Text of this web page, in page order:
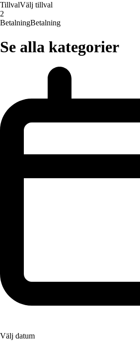
TillvalVälj tillval
2
BetalningBetalning
Se alla kategorier
Välj datum